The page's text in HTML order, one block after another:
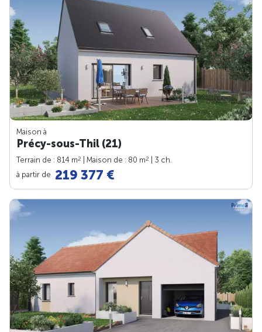
Maison à
Précy-sous-Thil (21)
Terrain de : 814 m2 | Maison de : 80 m2
| 3 ch.
à partir de 219 377 €